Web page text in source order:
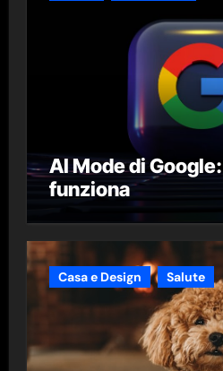
AI Mode di
funziona
Casa e Design Salute